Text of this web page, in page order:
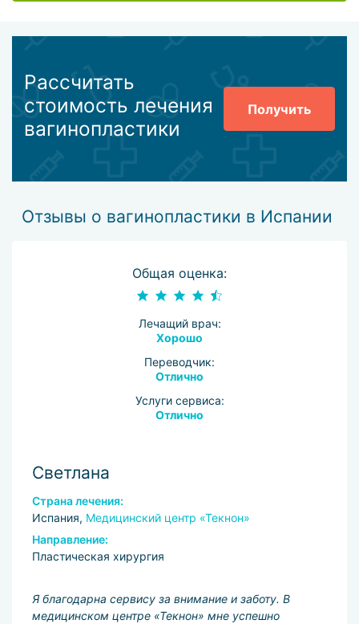
Рассчитать
стоимость лечения
вагинопластики
Получить
Отзывы о вагинопластики в Испании
Общая оценка:
Лечащий врач:
Хорошо
Переводчик:
Отлично
Услуги сервиса:
Отлично
Светлана
Страна лечения:
Испания, Медицинский центр «Текнон»
Направление:
Пластическая хирургия
Я благодарна сервису за внимание и заботу. В
медицинском центре «Текнон» мне успешно